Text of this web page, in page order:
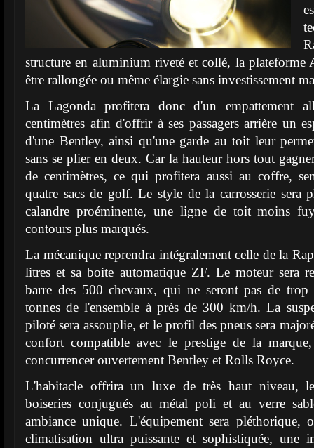
structure en aluminium riveté et collé, la
être rallongée ou même élargie sans investissement
La Lagonda profitera donc d'un empattement
centimètres afin d'offrir à ses passagers arrière un
d'une Bentley, ainsi qu'une garde au toit leur
sans se plier en deux. Car la hauteur hors tout
de centimètres, ce qui profitera aussi au coffre,
quatre sacs de golf. Le style de la carrosserie sera
calandre proéminente, une ligne de toit moins
contours plus marqués.
La mécanique reprendra intégralement celle de la
litres et sa boite automatique ZF. Le moteur sera
barre des 500 chevaux, qui ne seront pas de
tonnes de l'ensemble à près de 300 km/h. La
piloté sera assouplie, et le profil des pneus sera
confort compatible avec le prestige de la
concurrencer ouvertement Bentley et Rolls Royce.
L'habitacle offrira un luxe de très haut niveau,
boiseries conjugués au métal poli et au verre
ambiance unique. L'équipement sera pléthorique,
climatisation ultra puissante et sophistiquée, une